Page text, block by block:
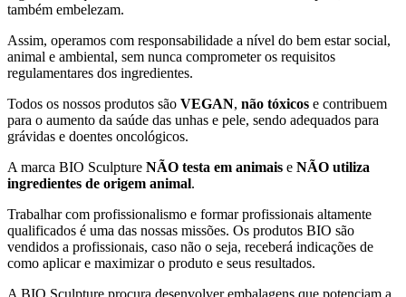
também embelezam.
Assim, operamos com responsabilidade a nível do bem estar social,
animal e ambiental, sem nunca comprometer os requisitos
regulamentares dos ingredientes.
Todos os nossos produtos são VEGAN, não tóxicos e contribuem
para o aumento da saúde das unhas e pele, sendo adequados para
grávidas e doentes oncológicos.
A marca BIO Sculpture NÃO testa em animais e NÃO utiliza
ingredientes de origem animal.
Trabalhar com profissionalismo e formar profissionais altamente
qualificados é uma das nossas missões. Os produtos BIO são
vendidos a profissionais, caso não o seja, receberá indicações de
como aplicar e maximizar o produto e seus resultados.
A BIO Sculpture procura desenvolver embalagens que potenciam a